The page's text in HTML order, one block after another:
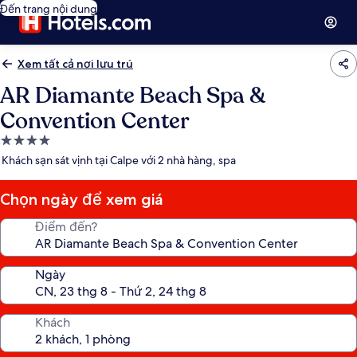
Đến trang nội dung
Xem tất cả nơi lưu trú
AR Diamante Beach Spa &
Convention Center
Nơi
lưu
4.0
sao
Khách sạn sát vịnh tại Calpe với 2 nhà hàng, spa
Chọn ngày để xem giá
Điểm đến?
Ngày
Khách